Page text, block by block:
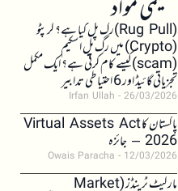
تعلیمی مواد(Rug Pull)رگ پل کیا ہے؟ کرپٹو
(Crypto) میں رگ پل اسکیم
(scam)کیسے کام کرتی ہے؟ ایک مکمل
تجزیاتی گائیڈ اور 6 احتیاطی تدابیر
Irfan Ullah 26/03/2026
پاکستان کا Virtual Assets Act
2026 – جائزہ
Owais Paracha 12/03/2026
مارکیٹ ٹرینڈز (Market